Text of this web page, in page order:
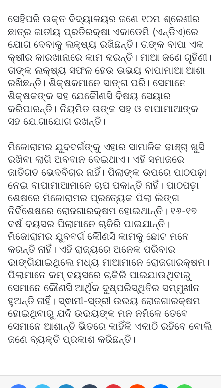
ସେହିପରି ଉକ୍ତ ବିଦ୍ୟାଳୟର ଜଣେ ୧୦ମ ଶ୍ରେଣୀର
ଛାତ୍ର ଜାତୀୟ ପ୍ରତିରକ୍ଷା ଏକାଡେମି (ଏନ୍‌ଡିଏ)ରେ
ଯୋଗ ଦେବାକୁ ଲକ୍ଷ୍ୟ ରଖିଛନ୍ତି। ତାଙ୍କ ବାପା ଏକ
କ୍ଷୀର କାରଖାନାରେ କାମ କରନ୍ତି। ମାଆ ଜଣେ ଗୃହିଣୀ।
ତାଙ୍କ ଲକ୍ଷ୍ୟ ସଫଳ ହେଉ ଉଭୟ ବାପାମାଆ ଆଶା
ରଖିଛନ୍ତି। ଶିକ୍ଷକମାନେ ସାଙ୍ଗ ପରି। ସେମାନେ
ଶିକ୍ଷକଙ୍କ ସହ ଯେକୌଣସି ବିଷୟ ସେୟାର
କରିପାରନ୍ତି। ନିୟମିତ ତାଙ୍କ ସହ ଓ ବାପାମାଆଙ୍କ
ସହ ଯୋଗାଯୋଗ ରଖନ୍ତି।
ମିଜୋରାମର ଯୁବବର୍ଗଙ୍କୁ ଏହାର ସାମାଜିକ ଢାଞ୍ଚା ଖୁସି
ରଖିବା ଲାଗି ଅବଦାନ ଦେଇଥାଏ। ଏହି ସମାଜରେ
ଜାତିଗତ ଭେଦବିଚାର ନାହିଁ। ପିଲାଙ୍କ ଉପରେ ପାଠପଢ଼ା
ନେଇ ବାପାମାଆମାନେ ଚାପ ପକାନ୍ତି ନାହିଁ। ପାଠପଢ଼ା
ଶେଷରେ ମିଜୋରାମର ପ୍ରତ୍ୟେକ ପିଲା ଲିଙ୍ଗ
ନିର୍ବିଶେଷରେ ରୋଜଗାରକ୍ଷମ ହୋଇଥାନ୍ତି। ୧୬-୧୭
ବର୍ଷ ବୟସର ପିଲାମାନେ ଚାକିରି ପାଇଯାନ୍ତି।
ମିଜୋରାମର ଯୁବବର୍ଗ କୌଣସି କାମକୁ ଛୋଟ ମନେ
କରନ୍ତି ନାହିଁ। ଏହି ରାଜ୍ୟରେ ଅନେକ ପରିବାର
ଭାଙ୍ଗିଯାଇଥିଲେ ମଧ୍ୟ ମାଆମାନେ ରୋଜଗାରକ୍ଷମ।
ପିଲାମାନେ କମ୍ ବୟସରେ ଚାକିରି ପାଇଯାଉଥିବାରୁ
ସେମାନେ କୌଣସି ଆର୍ଥିକ ଦୁଷ୍ପରିସ୍ଥିତିର ସମ୍ମୁଖୀନ
ହୁଅନ୍ତି ନାହିଁ। ସ୍ଵାମୀ-ସ୍ତ୍ରୀ ଉଭୟ ରୋଜଗାରକ୍ଷମ
ହୋଇଥିବାରୁ ଯଦି ଉଭୟଙ୍କ ମନ ନମିଳେ ତେବେ
ସେମାନେ ଆଶାନ୍ତି ଭିତରେ କାହିଁକି ଏକାଠି ରହିବେ ବୋଲି
ଜଣେ ବ୍ୟକ୍ତି ପ୍ରକାଶ କରିଛନ୍ତି।
FacebookTwitter LinkedIn Tumblr Pinterest Reddit Messenger